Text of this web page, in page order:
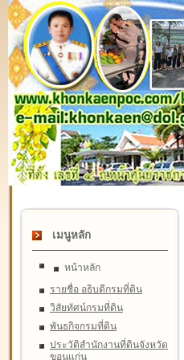
เมนูหลัก
หน้าหลัก
รายชื่อ อธิบดีกรมที่ดิน
วิสัยทัศน์กรมที่ดิน
พันธกิจกรมที่ดิน
ประวัติสำนักงานที่ดินจังหวัด
ขอนแก่น